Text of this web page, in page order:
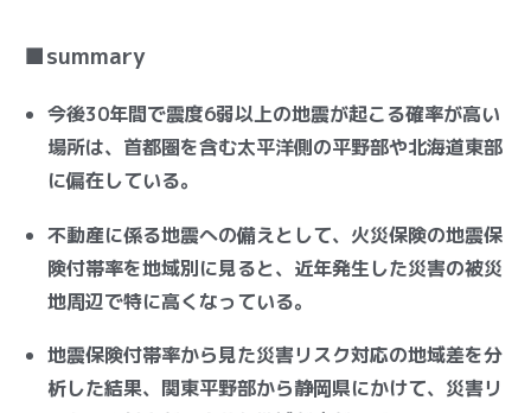
■summary
今後30年間で震度6弱以上の地震が起こる確率が高い
場所は、首都圏を含む太平洋側の平野部や北海道東部
に偏在している。
不動産に係る地震への備えとして、火災保険の地震保
険付帯率を地域別に見ると、近年発生した災害の被災
地周辺で特に高くなっている。
地震保険付帯率から見た災害リスク対応の地域差を分
析した結果、関東平野部から静岡県にかけて、災害リ